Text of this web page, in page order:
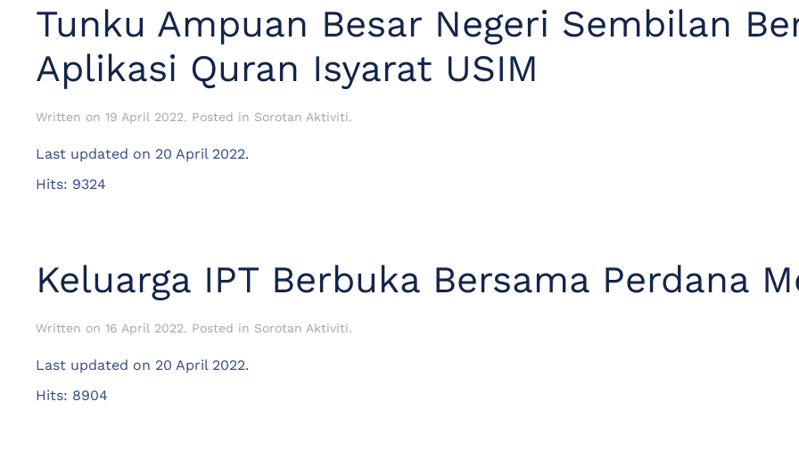
Tunku Ampuan Besar Negeri Sembilan
Aplikasi Quran Isyarat USIM
Written on 19 April 2022. Posted in Sorotan Aktiviti.
Last updated on 20 April 2022.
Hits: 9324
Keluarga IPT Berbuka Bersama Perdana
Written on 16 April 2022. Posted in Sorotan Aktiviti.
Last updated on 20 April 2022.
Hits: 8904